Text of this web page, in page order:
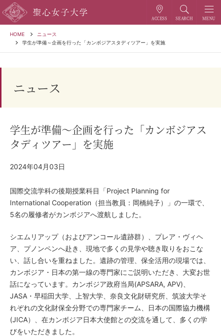
HOME
ニュース
学生が準備～企画を行った「カンボジアスタディツアー」を実施
ニュース
学生が準備～企画を行った「カンボジアス
タディツアー」を実施
2024年04月03日
国際交流学科の後期授業科目「Project Planning for
International Cooperation（担当教員：岡橋純子）」の一環で、
5名の履修者がカンボジアへ渡航しました。
シエムリアップ（およびアンコール遺跡群）、プレア・ヴィヘ
ア、プノンペンへ赴き、現地で多くの見学や聴き取りをおこな
い、話し合いを重ねました。遺跡の管理、保全活用の現場では、
カンボジア・日本の第一線の専門家にご説明いただき、大変お世
話になっています。カンボジア政府当局(APSARA, APV)、
JASA・早稲田大学、上智大学、奈良文化財研究所、筑波大学そ
れぞれの文化財保全分野での専門家チーム、日本の国際協力機構
(JICA）、在カンボジア日本大使館との交流を通して、多くの学
びをいただきました。